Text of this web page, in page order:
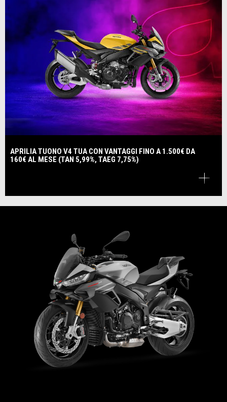
APRILIA TUONO V4 TUA CON VANTAGGI FINO A 1.500€ DA
160€ AL MESE (TAN 5,99%, TAEG 7,75%)